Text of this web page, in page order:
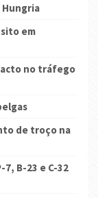
em
no tráfego
de troço na
B-23 e C-32